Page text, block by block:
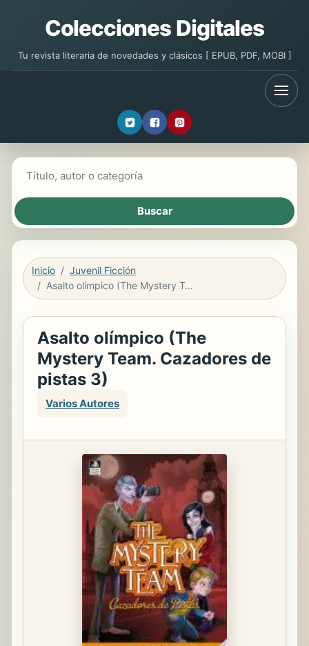
Colecciones Digitales
Tu revista literaria de novedades y clásicos [ EPUB, PDF, MOBI ]
Inicio
Juvenil Ficción
Asalto olímpico (The Mystery Team. Cazadores de pistas 3)
Asalto olímpico (The
Mystery Team. Cazadores de
pistas 3)
Varios Autores